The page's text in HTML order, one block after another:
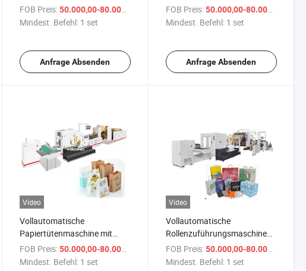
quadratischer Boden
Papierbeutel
FOB Preis: 50.000,00-80.000,00 $
Mindest. Befehl: 1 set
Anfrage Absenden
Lebensmittel Getränk
quadratischer Boden
FOB Preis: 50.000,00-80.000,00 $
Mindest. Befehl: 1 set
Anfrage Absenden
Video
Vollautomatische
Papiertütenmaschine mit
gedrehten Griffen
FOB Preis: 50.000,00-80.000,00 $
Mindest. Befehl: 1 set
Video
Vollautomatische
Rollenzuführungsmaschine
für gedrehte Griffe,
quadratische
FOB Preis: 50.000,00-80.000,00 $
Mindest. Befehl: 1 set